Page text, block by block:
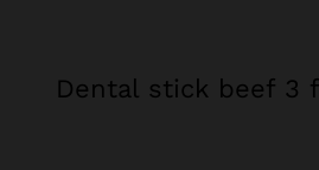
Dental stick beef 3